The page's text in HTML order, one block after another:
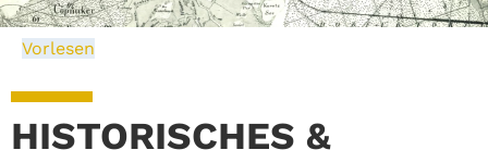
Vorlesen
HISTORISCHES &